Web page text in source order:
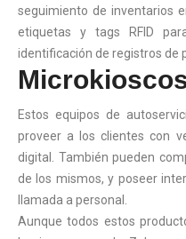
seguimiento de inventarios
etiquetas y tags RFID
identificación de registros de
Estos equipos de
proveer a los clientes con
digital. También pueden
de los mismos, y poseer
llamada a personal.
Aunque todos estos